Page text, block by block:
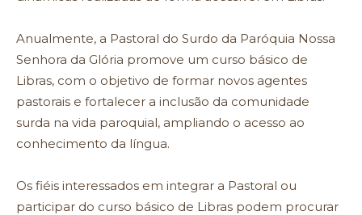
Anualmente, a Pastoral do Surdo da Paróquia Nossa
Senhora da Glória promove um curso básico de
Libras, com o objetivo de formar novos agentes
pastorais e fortalecer a inclusão da comunidade
surda na vida paroquial, ampliando o acesso ao
conhecimento da língua.
Os fiéis interessados em integrar a Pastoral ou
participar do curso básico de Libras podem procurar